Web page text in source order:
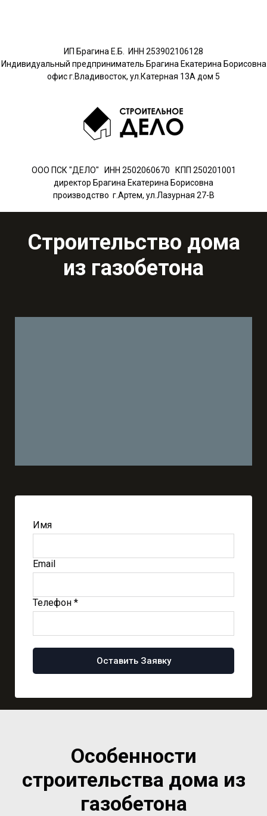
ИП Брагина Е.Б. ИНН 253902106128
Индивидуальный предприниматель Брагина Екатерина Борисовна
офис г.Владивосток, ул.Катерная 13А дом 5
ООО ПСК "ДЕЛО" ИНН 2502060670 КПП 250201001
директор Брагина Екатерина Борисовна
производство г.Артем, ул.Лазурная 27-В
Строительство дома
из газобетона
Имя
Email
Телефон *
Оставить Заявку
Особенности
строительства дома из
газобетона